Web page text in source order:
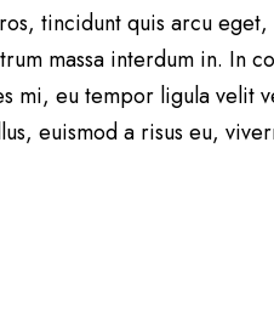
tincidunt quis arcu
massa interdum in. In
mi, eu tempor ligula velit
euismod a risus eu,